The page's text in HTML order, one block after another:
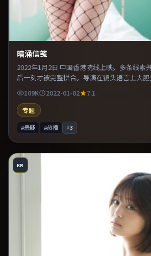
暗涌信笺
2022年1月2日 中国香港院线上映。多条线索
后一刻才被完整拼合。导演在镜头语言上大
交替强化压迫感。既有类型片爽感，也保留作
俗。
109K 2022-01-02
7.1
专题
#悬疑 #热播 +3
KR